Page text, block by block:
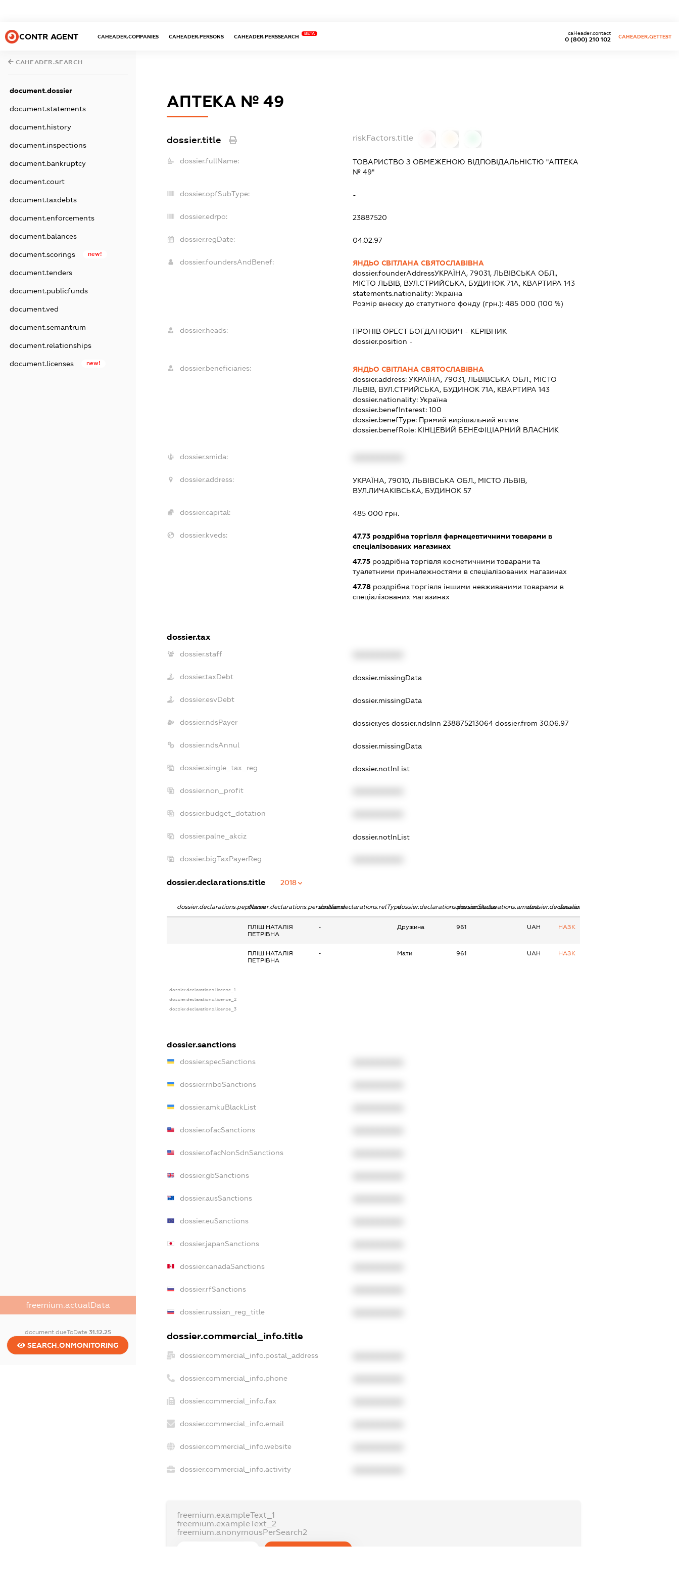
CONTR AGENT CAHEADER.COMPANIES CAHEADER.PERSONS CAHEADER.PERSSEARCH
BETA
0 (800) 210 102
caHeader.contact
CAHEADER.GETTEST
CAHEADER.SEARCH
document.dossier
document.statements
document.history
document.inspections
document.bankruptcy
document.court
document.taxdebts
document.enforcements
document.balances
document.scorings new!
document.tenders
document.publicfunds
document.ved
document.semantrum
document.relationships
document.licenses new!
freemium.actualData
document.dueToDate 31.12.25
SEARCH.ONMONITORING
АПТЕКА № 49
dossier.title riskFactors.title
dossier.fullName:
ТОВАРИСТВО З ОБМЕЖЕНОЮ ВІДПОВІДАЛЬНІСТЮ "АПТЕКА
№ 49"
dossier.opfSubType: -
dossier.edrpo: 23887520
dossier.regDate: 04.02.97
dossier.foundersAndBenef:
ЯНДЬО СВІТЛАНА СВЯТОСЛАВІВНА
dossier.founderAddressУКРАЇНА, 79031, ЛЬВІВСЬКА ОБЛ.,
МІСТО ЛЬВІВ, ВУЛ.СТРИЙСЬКА, БУДИНОК 71А, КВАРТИРА 143
statements.nationality:Україна
Розмір внеску до статутного фонду (грн.):485 000 (100 %)
dossier.heads: ПРОНІВ ОРЕСТ БОГДАНОВИЧ - КЕРІВНИК
dossier.position -
dossier.beneficiaries:
ЯНДЬО СВІТЛАНА СВЯТОСЛАВІВНА
dossier.address:УКРАЇНА, 79031, ЛЬВІВСЬКА ОБЛ., МІСТО
ЛЬВІВ, ВУЛ.СТРИЙСЬКА, БУДИНОК 71А, КВАРТИРА 143
dossier.nationality:Україна
dossier.benefInterest:100
dossier.benefType: Прямий вирішальний вплив
dossier.benefRole: КІНЦЕВИЙ БЕНЕФІЦІАРНИЙ ВЛАСНИК
dossier.smida:
dossier.address:
УКРАЇНА, 79010, ЛЬВІВСЬКА ОБЛ., МІСТО ЛЬВІВ,
ВУЛ.ЛИЧАКІВСЬКА, БУДИНОК 57
dossier.capital: 485 000 грн.
dossier.kveds: 47.73 роздрібна торгівля фармацевтичними товарами в
спеціалізованих магазинах
47.75 роздрібна торгівля косметичними товарами та
туалетними приналежностями в спеціалізованих магазинах
47.78 роздрібна торгівля іншими невживаними товарами в
спеціалізованих магазинах
dossier.tax
dossier.staff
dossier.taxDebt dossier.missingData
dossier.esvDebt dossier.missingData
dossier.ndsPayer dossier.yesdossier.ndsInn 238875213064dossier.from 30.06.97
dossier.ndsAnnul dossier.missingData
dossier.single_tax_reg dossier.notInList
dossier.non_profit
dossier.budget_dotation
dossier.palne_akciz dossier.notInList
dossier.bigTaxPayerReg
dossier.declarations.title 2018
dossier.declarations.pepNamedossier.declarations.personNamedossier.declarations.relTypedossier.declarations.personStatusdossier.declarations.amountdossier.declarations.currency
dossier.declarations.source
ПЛІШ НАТАЛІЯ
ПЕТРІВНА
- Дружина 961 UAH НАЗК
ПЛІШ НАТАЛІЯ
ПЕТРІВНА
- Мати 961 UAH НАЗК
dossier.declarations.license_1
dossier.declarations.license_2
dossier.declarations.license_3
dossier.sanctions
dossier.specSanctions
dossier.rnboSanctions
dossier.amkuBlackList
dossier.ofacSanctions
dossier.ofacNonSdnSanctions
dossier.gbSanctions
dossier.ausSanctions
dossier.euSanctions
dossier.japanSanctions
dossier.canadaSanctions
dossier.rfSanctions
dossier.russian_reg_title
dossier.commercial_info.title
dossier.commercial_info.postal_address
dossier.commercial_info.phone
dossier.commercial_info.fax
dossier.commercial_info.email
dossier.commercial_info.website
dossier.commercial_info.activity
freemium.exampleText_1
freemium.exampleText_2
freemium.anonymousPerSearch2
FREEMIUM.REGISTER